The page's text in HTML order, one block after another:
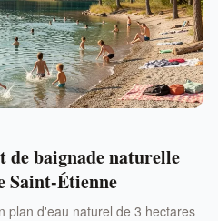
de baignade naturelle
Saint-Étienne
plan d'eau naturel de 3 hectares